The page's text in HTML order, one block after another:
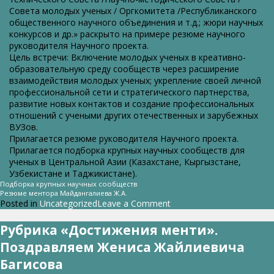
Совета молодых ученых / Оргкомитета /Республиканского
общественного научного объединения и т.д.; жюри научных
конкурсов и др.» раскрыто на примере резюме научного
руководителя Научного проекта.
Цель встречи: Включение молодых ученых в креативно-
образовательную среду сообществ через расширение
взаимодействия молодых ученых; укрепление своей личной
профессиональной сети и стратегического партнерства,
развитие новых контактов и создание профессиональных
отношений с учеными других отечественных и зарубежных
ВУЗов.
Прилагается резюме руководителя Научного проекта.
Прилагается подборка крупных научных сообществ для
ученых в Центральной Азии (Казахстане, Кыргызстане,
Узбекистане и Таджикистане).
Подборка крупных научных сообществ
Резюме ментора Майдангалиева Ж.А.
Posted in UncategorizedLeave a Commenton
молодых
ученых
в
Рубрика «Достижения менти».
Поздравляем Жениса Жайлиевича
Багисова